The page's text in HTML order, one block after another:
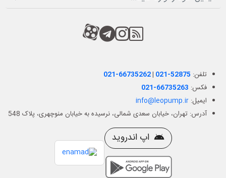
RSS
کانال آپارات
کانال تلگرام
کانال آپارات
تلفن: 021-66735262| 021-52875
فکس: 021-66735263
ایمیل:info@leopump.ir
آدرس: تهران، خیابان سعدی شمالی، نرسیده به خیابان منوچهری، پلاک 548
اپ اندروید